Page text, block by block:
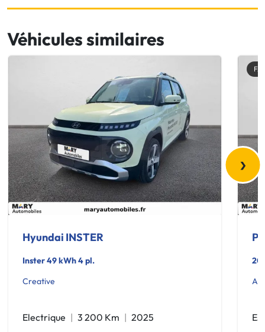
Véhicules similaires
Hyundai INSTER
Inster 49 kWh 4 pl.
Creative
Electrique 3 200 Km 2025
›